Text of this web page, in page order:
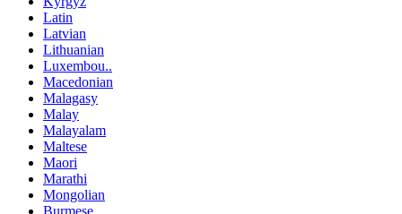
Latin
Latvian
Lithuanian
Luxembou..
Macedonian
Malagasy
Malay
Malayalam
Maltese
Maori
Marathi
Mongolian
Burmese